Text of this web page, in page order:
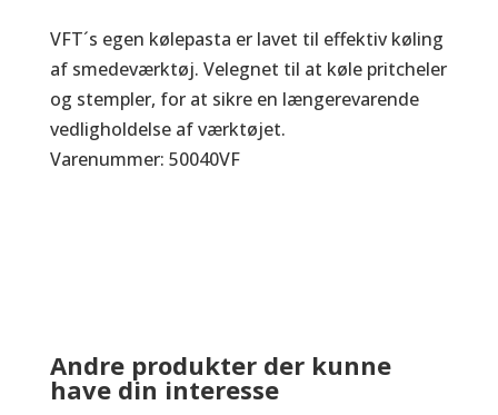
VFT´s egen kølepasta er lavet til effektiv køling
af smedeværktøj. Velegnet til at køle pritcheler
og stempler, for at sikre en længerevarende
vedligholdelse af værktøjet.
Varenummer: 50040VF
Andre produkter der kunne
have din interesse